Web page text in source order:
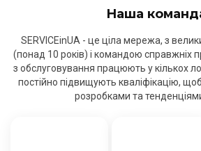
Наша
SERVICEinUA - це ціла мережа, з
(понад 10 років) і командою справжніх
з обслуговування працюють у кількох
постійно підвищують кваліфікацію,
розробками та